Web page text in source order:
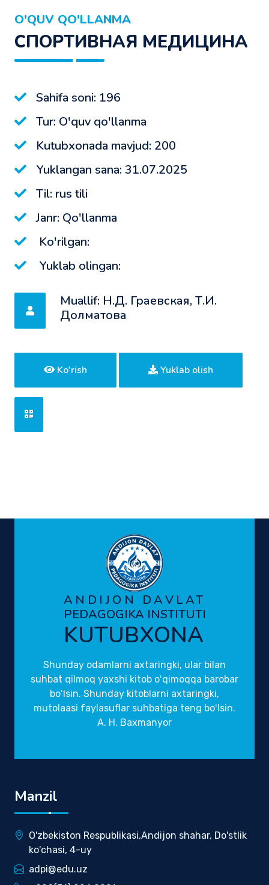
O'QUV QO'LLANMA
СПОРТИВНАЯ МЕДИЦИНА
Sahifa soni: 196
Tur: O'quv qo'llanma
Kutubxonada mavjud: 200
Yuklangan sana: 31.07.2025
Til: rus tili
Janr: Qo'llanma
Ko'rilgan:
Yuklab olingan:
Muallif: Н.Д. Граевская, Т.И.
Долматова
Ko'rish Yuklab olish
ANDIJON DAVLAT
PEDAGOGIKA INSTITUTI
KUTUBXONA
Shunday odamlarni axtaringki, ular bilan
suhbat qilmoq yaxshi kitob oʻqimoqqa barobar
boʻlsin. Shunday kitoblarni axtaringki,
mutolaasi faylasuflar suhbatiga teng boʻlsin.
A. H. Baxmanyor
Manzil
O'zbekiston Respublikasi,Andijon shahar, Do'stlik
ko'chasi, 4-uy
adpi@edu.uz